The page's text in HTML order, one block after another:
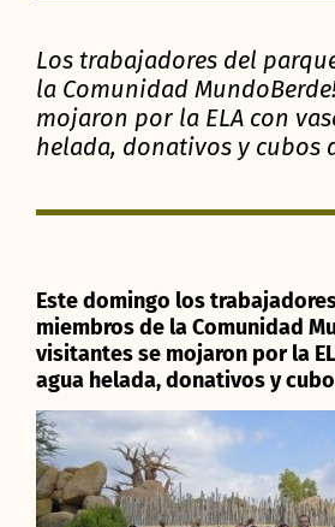
Los trabajadores del
la Comunidad
mojaron por la ELA con
helada, donativos y cubos
Este domingo los
miembros de la Comunidad
visitantes se mojaron por la
agua helada, donativos y